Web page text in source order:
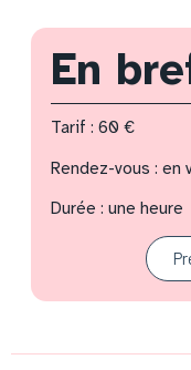
En
Tarif : 60 €
Rendez-vous : en
Durée : une heure